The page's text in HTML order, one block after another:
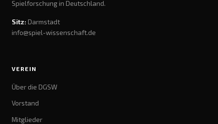
Spielforschung in Deutschland.
Sitz: Darmstadt
info@spiel-wissenschaft.de
VEREIN
Über die DGSW
Vorstand
Mitglieder